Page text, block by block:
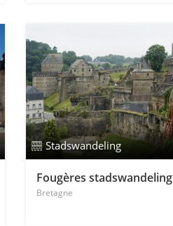
Stadswandeling
Fougères stadswandeling
Bretagne